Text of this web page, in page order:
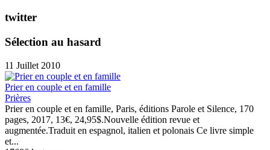
twitter
Sélection au hasard
11 Juillet 2010
Prier en couple et en famille
Prières
Prier en couple et en famille, Paris, éditions Parole et Silence, 170
pages, 2017, 13€, 24,95$.Nouvelle édition revue et
augmentée.Traduit en espagnol, italien et polonais Ce livre simple
et...